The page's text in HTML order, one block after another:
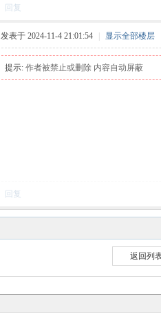
回复
发表于 2024-11-4 21:01:54 显示全部楼层
提示: 作者被禁止或删除 内容自动屏蔽
回复
返回列